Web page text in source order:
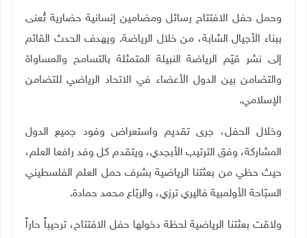
وحمل حفل الافتتاح رسائل ومضامين إنسانية حضارية تُعنى
ببناء الأجيال الشابة، من خلال الرياضة. ويهدف الحدث القائم
إلى نشر قيّم الرياضة النبيلة المتمثلة بالتسامح والمساواة
والتضامن بين الدول الأعضاء في الاتحاد الرياضي للتضامن
الإسلامي.
وخلال الحفل، جرى تقديم واستعراض وفود جميع الدول
المشاركة، وفق الترتيب الأبجدي، ويتقدم كل وفد رافعا العلم،
حيث حظي من بعثتنا الرياضية بشرف حمل العلم الفلسطيني
السبّاحة الأولمبية فاليري ترزي، والربّاع محمد حمادة.
ولاقت بعثتنا الرياضية لحظة دخولها حفل الافتتاح، ترحيباً حاراً